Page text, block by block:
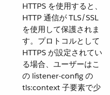
HTTPS を使用すると、
HTTP 通信が TLS/SSL
を使用して保護されま
す。プロトコルとして
HTTPS が設定されてい
る場合、ユーザーはこ
の listener-config の
tls:context 子要素で少